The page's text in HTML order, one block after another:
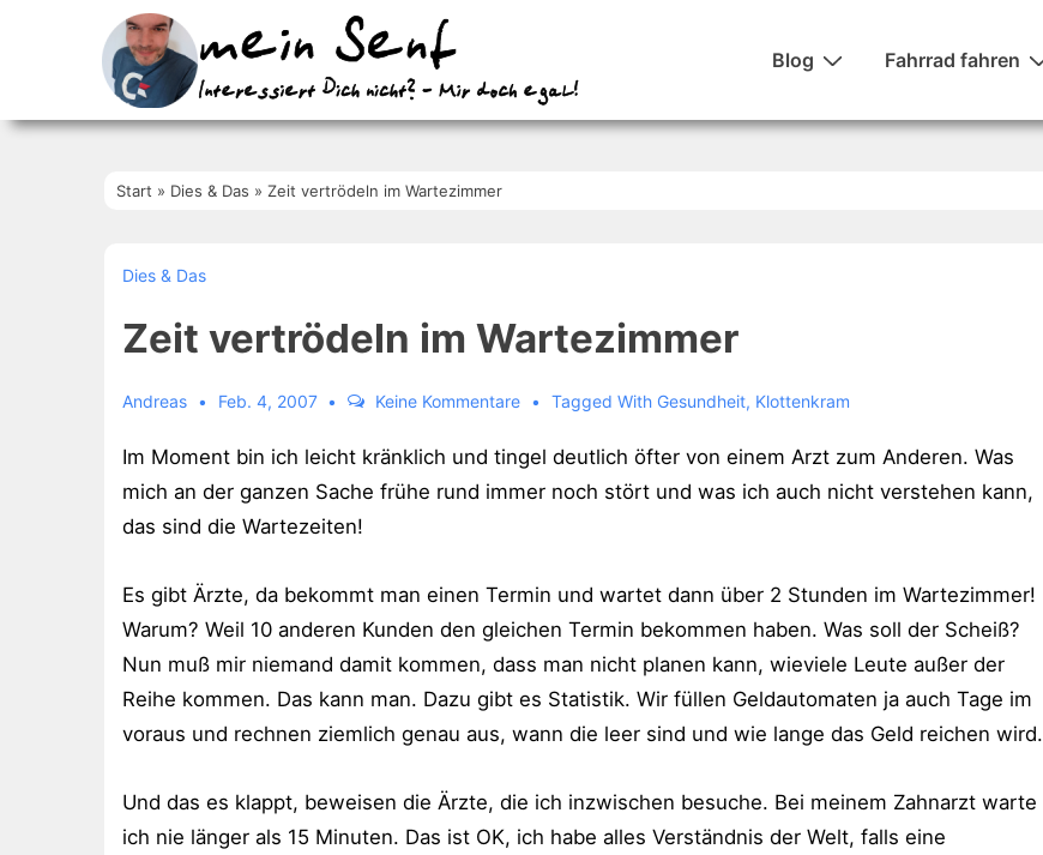
Hauptnavigation
Blog Fahrrad fahren
Start » Dies & Das » Zeit vertrödeln im Wartezimmer
Dies & Das
Zeit vertrödeln im Wartezimmer
Andreas Feb. 4, 2007 Keine Kommentare Tagged With Gesundheit, Klottenkram
Im Moment bin ich leicht kränklich und tingel deutlich öfter von einem Arzt zum Anderen. Was
mich an der ganzen Sache frühe rund immer noch stört und was ich auch nicht verstehen kann,
das sind die Wartezeiten!
Es gibt Ärzte, da bekommt man einen Termin und wartet dann über 2 Stunden im Wartezimmer!
Warum? Weil 10 anderen Kunden den gleichen Termin bekommen haben. Was soll der Scheiß?
Nun muß mir niemand damit kommen, dass man nicht planen kann, wieviele Leute außer der
Reihe kommen. Das kann man. Dazu gibt es Statistik. Wir füllen Geldautomaten ja auch Tage im
voraus und rechnen ziemlich genau aus, wann die leer sind und wie lange das Geld reichen wird.
Und das es klappt, beweisen die Ärzte, die ich inzwischen besuche. Bei meinem Zahnarzt warte
ich nie länger als 15 Minuten. Das ist OK, ich habe alles Verständnis der Welt, falls eine